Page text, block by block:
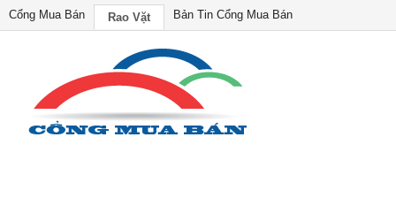
Cổng Mua Bán Rao Vặt Bản Tin Cổng Mua Bán